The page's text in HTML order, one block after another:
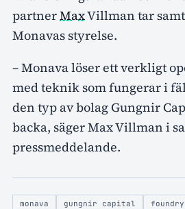
partnerMaxVillman tar
Monavas styrelse.
– Monava löser ett verkligt
med teknik som fungerar i
den typ av bolag Gungnir
backa, säger Max Villman i
pressmeddelande.
monava gungnir capital